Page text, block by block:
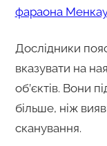
фараона
Дослідники
вказувати на
об’єктів. Вони
більше, ніж
сканування.